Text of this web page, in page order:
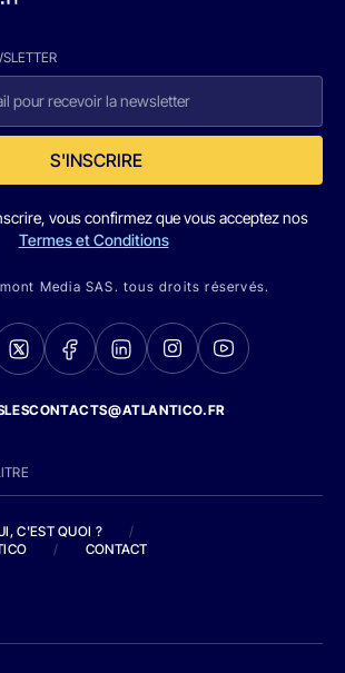
S'INSCRIRE
vous confirmez que vous acceptez nos
Termes et Conditions
Media SAS. tous droits réservés.
C'EST QUOI ?
/
/ CONTACT